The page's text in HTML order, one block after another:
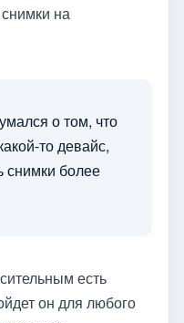
на
о том, что
то девайс,
снимки более
есть
он для любого